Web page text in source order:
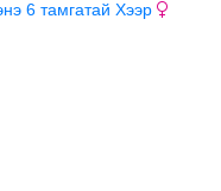
6 тамгатай Хээр